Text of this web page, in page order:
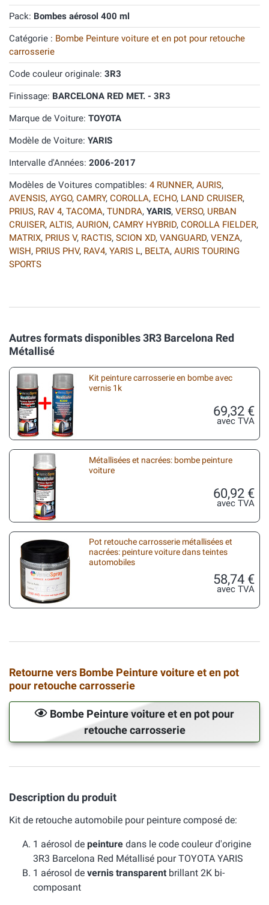
Pack: Bombes aérosol 400 ml
Catégorie : Bombe Peinture voiture et en pot pour retouche
carrosserie
Code couleur originale: 3R3
Finissage: BARCELONA RED MET. - 3R3
Marque de Voiture: TOYOTA
Modèle de Voiture: YARIS
Intervalle d'Années: 2006-2017
Modèles de Voitures compatibles: 4 RUNNER, AURIS,
AVENSIS, AYGO, CAMRY, COROLLA, ECHO, LAND CRUISER,
PRIUS, RAV 4, TACOMA, TUNDRA, YARIS, VERSO, URBAN
CRUISER, ALTIS, AURION, CAMRY HYBRID, COROLLA FIELDER,
MATRIX, PRIUS V, RACTIS, SCION XD, VANGUARD, VENZA,
WISH, PRIUS PHV, RAV4, YARIS L, BELTA, AURIS TOURING
SPORTS
Autres formats disponibles 3R3 Barcelona Red
Métallisé
Kit peinture carrosserie en bombe avec
vernis 1k
69,32 €
avec TVA
Métallisées et nacrées: bombe peinture
voiture
60,92 €
avec TVA
Pot retouche carrosserie métallisées et
nacrées: peinture voiture dans teintes
automobiles
58,74 €
avec TVA
Retourne vers Bombe Peinture voiture et en pot
pour retouche carrosserie
Bombe Peinture voiture et en pot pour
retouche carrosserie
Description du produit
Kit de retouche automobile pour peinture composé de:
1 aérosol de peinture dans le code couleur d'origine
3R3 Barcelona Red Métallisé pour TOYOTA YARIS
1 aérosol de vernis transparent brillant 2K bi-
composant